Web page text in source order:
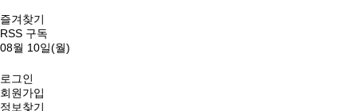
즐겨찾기
RSS 구독
08월 10일(월)
로그인
회원가입
정보찾기